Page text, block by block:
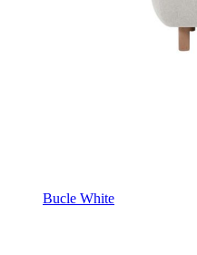
Bucle White